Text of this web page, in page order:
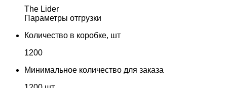
The Lider
Параметры отгрузки
Количество в коробке, шт
1200
Минимальное количество для заказа